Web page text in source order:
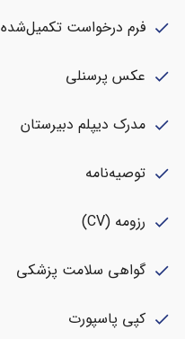
check فرم درخواست تکمیل‌شده
check عکس پرسنلی
check مدرک دیپلم دبیرستان
check توصیه‌نامه
check رزومه (CV)
check گواهی سلامت پزشکی
check کپی پاسپورت